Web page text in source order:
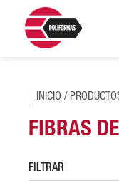
INICIO /
FIBRAS
FILTRAR